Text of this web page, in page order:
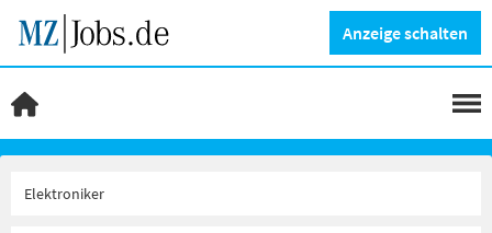
Anzeige schalten